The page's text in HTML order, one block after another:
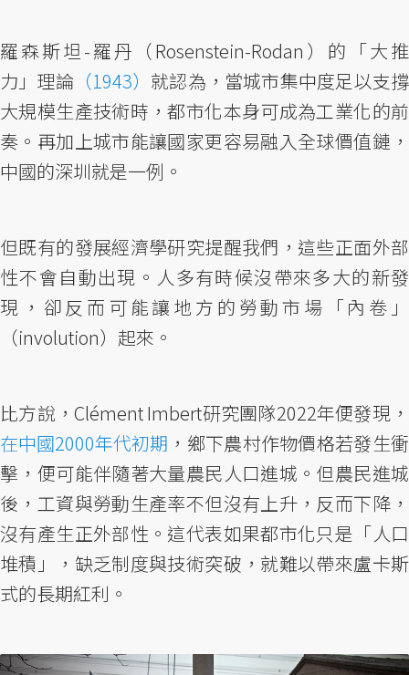
羅森斯坦-羅丹（Rosenstein-Rodan）的「大推
力」理論（1943） 就認為，當城市集中度足以支撐
大規模生產技術時，都市化本身可成為工業化的前
奏。再加上城市能讓國家更容易融入全球價值鏈，
中國的深圳就是一例。
但既有的發展經濟學研究提醒我們，這些正面外部
性不會自動出現。人多有時候沒帶來多大的新發
現，卻反而可能讓地方的勞動市場「內卷」
（involution）起來。
比方說，Clément Imbert研究團隊2022年便發現，
在中國2000年代初期 ，鄉下農村作物價格若發生衝
擊，便可能伴隨著大量農民人口進城。但農民進城
後，工資與勞動生產率不但沒有上升，反而下降，
沒有產生正外部性。這代表如果都市化只是「人口
堆積」，缺乏制度與技術突破，就難以帶來盧卡斯
式的長期紅利。